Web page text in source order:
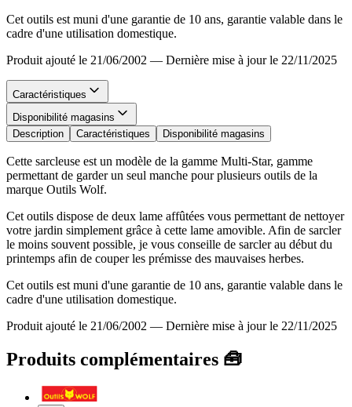
Cet outils est muni d'une garantie de 10 ans, garantie valable dans le
cadre d'une utilisation domestique.
Produit ajouté le 21/06/2002 — Dernière mise à jour le 22/11/2025
Caractéristiques
Disponibilité magasins
Description
Caractéristiques Disponibilité magasins
Cette sarcleuse est un modèle de la gamme Multi-Star, gamme
permettant de garder un seul manche pour plusieurs outils de la
marque Outils Wolf.
Cet outils dispose de deux lame affûtées vous permettant de nettoyer
votre jardin simplement grâce à cette lame amovible. Afin de sarcler
le moins souvent possible, je vous conseille de sarcler au début du
printemps afin de couper les prémisse des mauvaises herbes.
Cet outils est muni d'une garantie de 10 ans, garantie valable dans le
cadre d'une utilisation domestique.
Produit ajouté le 21/06/2002 — Dernière mise à jour le 22/11/2025
Produits complémentaires 🧰